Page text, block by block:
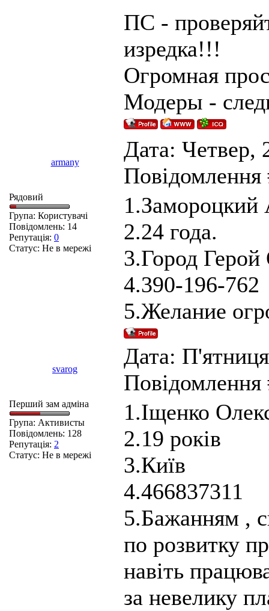
ПС -
изредка!!!
Огромная
Модеры -
armany
Дата: Четвер,
Рядовий
Група: Користувачі
Повідомлень: 14
Репутація: 0
Статус: Не в мережі
1.Замороцкий
2.24 года.
3.Город Герой
4.390-196-762
5.Желание
svarog
Дата:
Перший зам адміна
Група: Активисты
Повідомлень: 128
Репутація: 2
Статус: Не в мережі
1.Іщенко
2.19 років
3.Київ
4.466837311
5.Бажанням ,
по розвитку
навіть
за невелику